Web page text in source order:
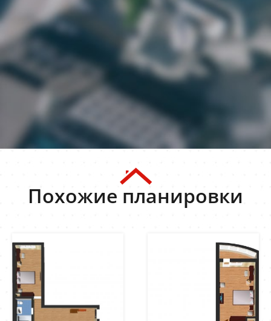
Похожие планировки